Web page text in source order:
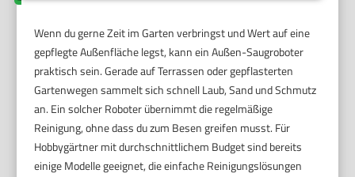
Wenn du gerne Zeit im Garten verbringst und Wert auf eine
gepflegte Außenfläche legst, kann ein Außen-Saugroboter
praktisch sein. Gerade auf Terrassen oder gepflasterten
Gartenwegen sammelt sich schnell Laub, Sand und Schmutz
an. Ein solcher Roboter übernimmt die regelmäßige
Reinigung, ohne dass du zum Besen greifen musst. Für
Hobbygärtner mit durchschnittlichem Budget sind bereits
einige Modelle geeignet, die einfache Reinigungslösungen